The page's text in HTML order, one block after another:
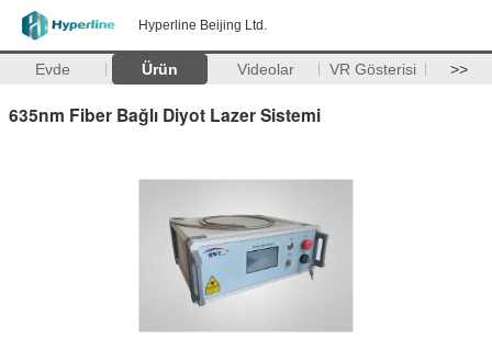
Hyperline Beijing Ltd.
Evde Ürün Videolar VR Gösterisi >>
635nm Fiber Bağlı Diyot Lazer Sistemi